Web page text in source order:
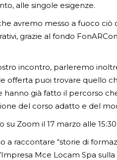
alle singole esigenze.
avremo messo a fuoco
grazie al fondo
incontro, parleremo
offerta puoi trovare quello
hanno già fatto il percorso
del corso adatto e del
su Zoom il 17 marzo alle
a raccontare “storie di
Mce Locam Spa